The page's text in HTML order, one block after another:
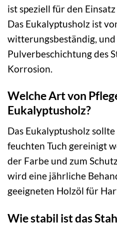
ist speziell für den
Das Eukalyptusholz ist
witterungsbeständig,
Pulverbeschichtung des
Korrosion.
Welche Art von
Eukalyptusholz?
Das Eukalyptusholz
feuchten Tuch gereinigt
der Farbe und zum
wird eine jährliche
geeigneten Holzöl für
Wie stabil ist das